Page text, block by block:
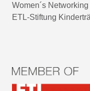
Women´s
ETL-Stiftung